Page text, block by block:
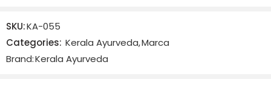
There are no reviews yet.
SKU:KA-055
Categories: Kerala Ayurveda,Marca
Brand:Kerala Ayurveda